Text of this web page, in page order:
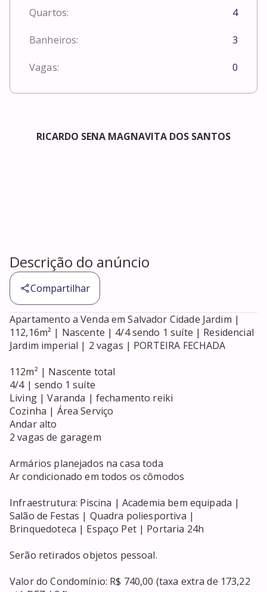
Quartos: 4
Banheiros: 3
Vagas: 0
RICARDO SENA MAGNAVITA DOS SANTOS
Descrição do anúncio
Compartilhar
Apartamento a Venda em Salvador Cidade Jardim |
112,16m² | Nascente | 4/4 sendo 1 suíte | Residencial
Jardim imperial | 2 vagas | PORTEIRA FECHADA
112m² | Nascente total
4/4 | sendo 1 suíte
Living | Varanda | fechamento reiki
Cozinha | Área Serviço
Andar alto
2 vagas de garagem
Armários planejados na casa toda
Ar condicionado em todos os cômodos
Infraestrutura: Piscina | Academia bem equipada |
Salão de Festas | Quadra poliesportiva |
Brinquedoteca | Espaço Pet | Portaria 24h
Serão retirados objetos pessoal.
Valor do Condomínio: R$ 740,00 (taxa extra de 173,22